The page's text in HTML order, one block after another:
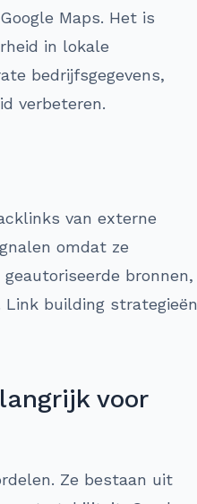
Maps. Het is
in lokale
bedrijfsgegevens,
verbeteren.
van externe
omdat ze
bronnen,
building strategieën
voor
Ze bestaan uit